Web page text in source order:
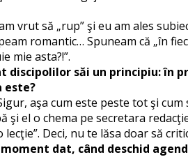
vrut să „rup” şi eu am ales
romantic… Spuneam că „în
mie asta?!”.
discipolilor săi un principiu:
este?
aşa cum este peste tot şi
şi el o chema pe secretara
Deci, nu te lăsa doar să
moment dat, când deschid